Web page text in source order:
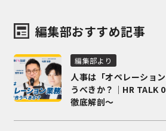
編集部おすすめ記事
編集部より
人事は「オペレーショ
うべきか？｜HR TALK
徹底解剖～